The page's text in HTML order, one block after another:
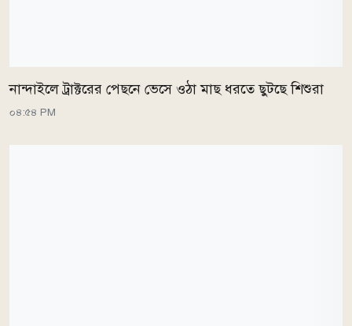
নান্দাইলে ট্রাক্টরের পেছনে ভেসে ওঠা মাছ ধরতে ছুটছে শিশুরা
০৪:৫৪ PM